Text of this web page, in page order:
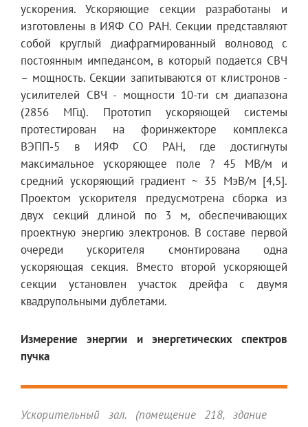
ускорения. Ускоряющие секции разработаны и
изготовлены в ИЯФ СО РАН. Секции представляют
собой круглый диафрагмированный волновод с
постоянным импедансом, в который подается СВЧ
– мощность. Секции запитываются от клистронов -
усилителей СВЧ - мощности 10-ти см диапазона
(2856 МГц). Прототип ускоряющей системы
протестирован на форинжекторе комплекса
ВЭПП-5 в ИЯФ СО РАН, где достигнуты
максимальное ускоряющее поле ? 45 МВ/м и
средний ускоряющий градиент ~ 35 МэВ/м [4,5].
Проектом ускорителя предусмотрена сборка из
двух секций длиной по 3 м, обеспечивающих
проектную энергию электронов. В составе первой
очереди ускорителя смонтирована одна
ускоряющая секция. Вместо второй ускоряющей
секции установлен участок дрейфа с двумя
квадрупольными дублетами.
Измерение энергии и энергетических спектров
пучка
Ускорительный зал. (помещение 218, здание